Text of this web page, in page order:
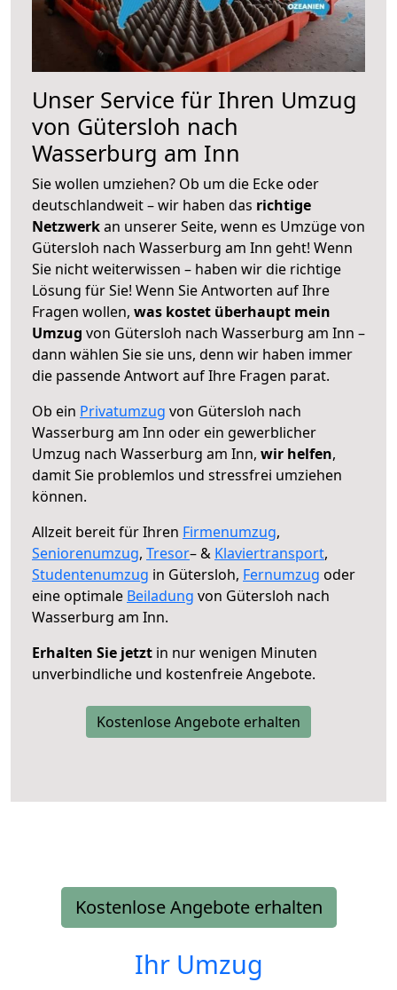
Unser Service für Ihren Umzug
von Gütersloh nach
Wasserburg am Inn
Sie wollen umziehen? Ob um die Ecke oder
deutschlandweit – wir haben das richtige
Netzwerkan unserer Seite, wenn es Umzüge von
Gütersloh nach Wasserburg am Inn geht! Wenn
Sie nicht weiterwissen – haben wir die richtige
Lösung für Sie! Wenn Sie Antworten auf Ihre
Fragen wollen, was kostet überhaupt mein
Umzug von Gütersloh nach Wasserburg am Inn –
dann wählen Sie sie uns, denn wir haben immer
die passende Antwort auf Ihre Fragen parat.
Ob ein Privatumzug von Gütersloh nach
Wasserburg am Inn oder ein gewerblicher
Umzug nach Wasserburg am Inn, wir helfen,
damit Sie problemlos und stressfrei umziehen
können.
Allzeit bereit für Ihren Firmenumzug,
Seniorenumzug, Tresor– & Klaviertransport,
Studentenumzug in Gütersloh, Fernumzug oder
eine optimale Beiladung von Gütersloh nach
Wasserburg am Inn.
Erhalten Sie jetzt in nur wenigen Minuten
unverbindliche und kostenfreie Angebote.
Kostenlose Angebote erhalten
Kostenlose Angebote erhalten
Ihr Umzug